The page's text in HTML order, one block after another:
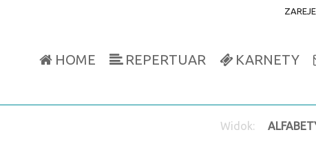
HOME REPERTUAR KARNETY
Widok: